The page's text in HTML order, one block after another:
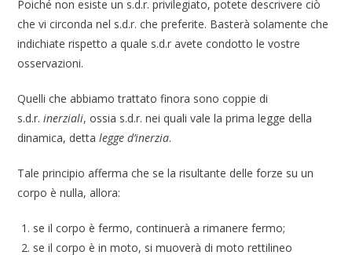
Poiché non esiste un s.d.r. privilegiato, potete descrivere ciò
che vi circonda nel s.d.r. che preferite. Basterà solamente che
indichiate rispetto a quale s.d.r avete condotto le vostre
osservazioni.
Quelli che abbiamo trattato finora sono coppie di
s.d.r.inerziali, ossia s.d.r. nei quali vale la prima legge della
dinamica, dettalegge d’inerzia.
Tale principio afferma che se la risultante delle forze su un
corpo è nulla, allora:
se il corpo è fermo, continuerà a rimanere fermo;
se il corpo è in moto, si muoverà di moto rettilineo